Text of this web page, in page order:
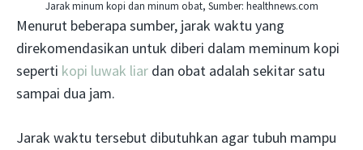
Jarak minum kopi dan minum obat, Sumber: healthnews.com
Menurut beberapa sumber, jarak waktu yang
direkomendasikan untuk diberi dalam meminum kopi
seperti kopi luwak liar dan obat adalah sekitar satu
sampai dua jam.
Jarak waktu tersebut dibutuhkan agar tubuh mampu